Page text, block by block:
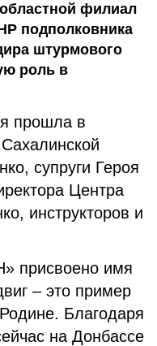
филиал
подполковника
штурмового
роль в
прошла в
супруги Героя
Центра
инструкторов и
присвоено имя
– это пример
Благодаря
на Донбассе